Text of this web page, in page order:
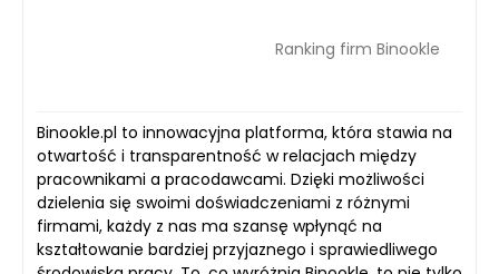
Ranking firm Binookle
Binookle.pl to innowacyjna platforma, która stawia na
otwartość i transparentność w relacjach między
pracownikami a pracodawcami. Dzięki możliwości
dzielenia się swoimi doświadczeniami z różnymi
firmami, każdy z nas ma szansę wpłynąć na
kształtowanie bardziej przyjaznego i sprawiedliwego